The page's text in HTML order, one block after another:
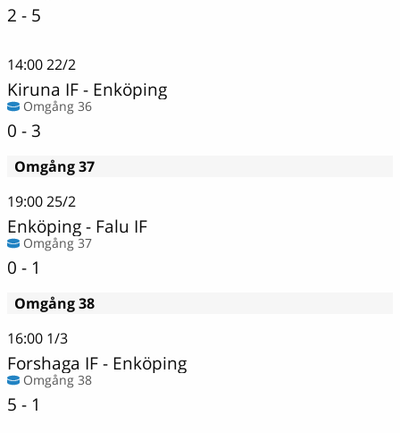
2 - 5
14:0022/2
Kiruna IF- Enköping
Omgång 36
0 - 3
Omgång 37
19:0025/2
Enköping- Falu IF
Omgång 37
0 - 1
Omgång 38
16:00 1/3
Forshaga IF- Enköping
Omgång 38
5 - 1